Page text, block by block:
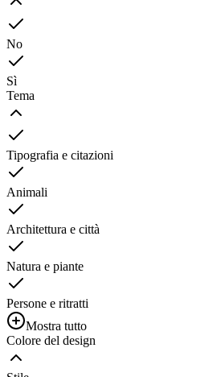
No
Sì
Tema
Tipografia e citazioni
Animali
Architettura e città
Natura e piante
Persone e ritratti
Mostra tutto
Colore del design